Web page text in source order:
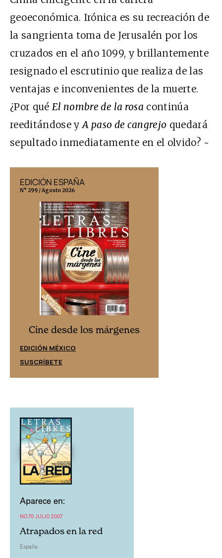
geoeconómica. Irónica es su recreación de
la sangrienta toma de Jerusalén por los
cruzados en el año 1099, y brillantemente
resignado el escrutinio que realiza de las
ventajas e inconvenientes de la muerte.
¿Por qué El nombre de la rosa continúa
reeditándose yA paso de cangrejo quedará
sepultado inmediatamente en el olvido? ~
EDICIÓN ESPAÑA
N° 299 / Agosto 2026
Cine desde los márgenes
EDICIÓN MÉXICO
SUSCRÍBETE
Aparece en:
NO.70 JULIO 2007
Atrapados en la red
España